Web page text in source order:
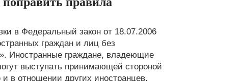
в Федеральный закон от 18.07.2006
граждан и лиц без
Иностранные граждане, владеющие
выступать принимающей стороной
в отношении других иностранцев.